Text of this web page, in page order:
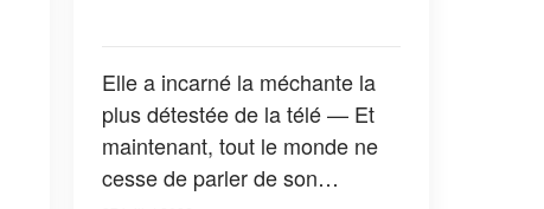
Elle a incarné la méchante la
plus détestée de la télé — Et
maintenant, tout le monde ne
cesse de parler de son